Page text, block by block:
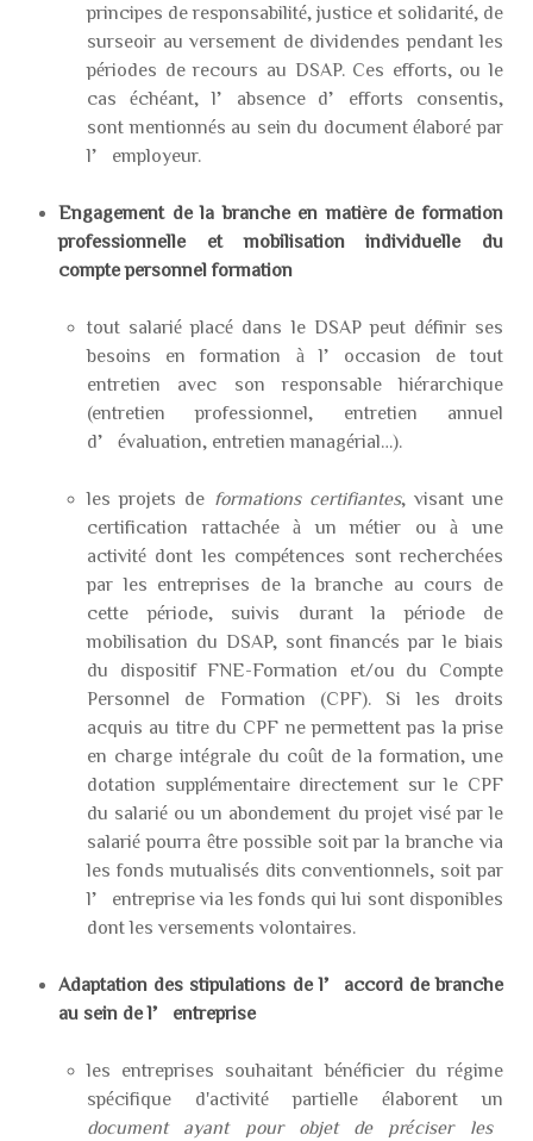
principes de responsabilité, justice et solidarité, de
surseoir au versement de dividendes pendant les
périodes de recours au DSAP. Ces efforts, ou le
cas échéant, l’absence d’efforts consentis,
sont mentionnés au sein du document élaboré par
l’employeur.
Engagement de la branche en matière de formation
professionnelle et mobilisation individuelle du
compte personnel formation
tout salarié placé dans le DSAP peut définir ses
besoins en formation à l’occasion de tout
entretien avec son responsable hiérarchique
(entretien professionnel, entretien annuel
d’évaluation, entretien managérial…).
les projets de formations certifiantes, visant une
certification rattachée à un métier ou à une
activité dont les compétences sont recherchées
par les entreprises de la branche au cours de
cette période, suivis durant la période de
mobilisation du DSAP, sont financés par le biais
du dispositif FNE-Formation et/ou du Compte
Personnel de Formation (CPF). Si les droits
acquis au titre du CPF ne permettent pas la prise
en charge intégrale du coût de la formation, une
dotation supplémentaire directement sur le CPF
du salarié ou un abondement du projet visé par le
salarié pourra être possible soit par la branche via
les fonds mutualisés dits conventionnels, soit par
l’entreprise via les fonds qui lui sont disponibles
dont les versements volontaires.
Adaptation des stipulations de l’accord de branche
au sein de l’entreprise
les entreprises souhaitant bénéficier du régime
spécifique d'activité partielle élaborent un
document ayant pour objet de préciser les